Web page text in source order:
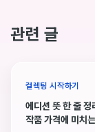
관련 글
컬렉팅 시작하기
에디션 뜻 한 줄
작품 가격에 미치